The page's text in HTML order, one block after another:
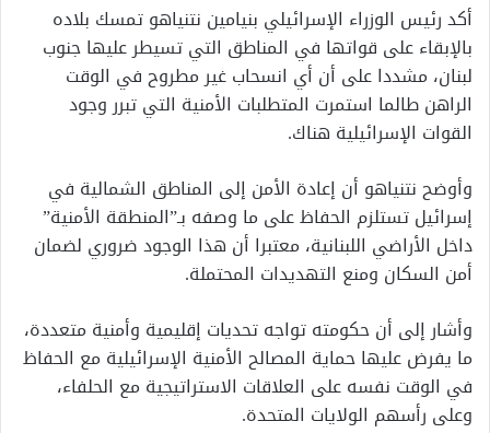
أكد رئيس الوزراء الإسرائيلي بنيامين نتنياهو تمسك بلاده
بالإبقاء على قواتها في المناطق التي تسيطر عليها جنوب
لبنان، مشددا على أن أي انسحاب غير مطروح في الوقت
الراهن طالما استمرت المتطلبات الأمنية التي تبرر وجود
القوات الإسرائيلية هناك.
وأوضح نتنياهو أن إعادة الأمن إلى المناطق الشمالية في
إسرائيل تستلزم الحفاظ على ما وصفه بـ”المنطقة الأمنية”
داخل الأراضي اللبنانية، معتبرا أن هذا الوجود ضروري لضمان
أمن السكان ومنع التهديدات المحتملة.
وأشار إلى أن حكومته تواجه تحديات إقليمية وأمنية متعددة،
ما يفرض عليها حماية المصالح الأمنية الإسرائيلية مع الحفاظ
في الوقت نفسه على العلاقات الاستراتيجية مع الحلفاء،
وعلى رأسهم الولايات المتحدة.